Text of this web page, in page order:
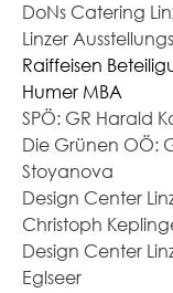
DoNs Catering
Linzer
Raiffeisen
Humer MBA
SPÖ: GR Harald
Die Grünen OÖ:
Stoyanova
Design Center
Christoph
Design Center
Eglseer